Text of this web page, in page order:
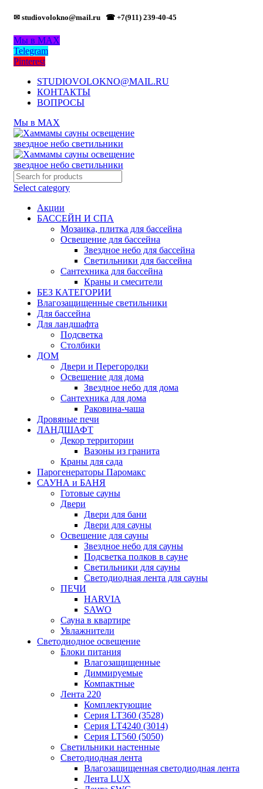
✉ studiovolokno@mail.ru ☎ +7(911) 239-40-45
Мы в MAX
Telegram
Pinterest
STUDIOVOLOKNO@MAIL.RU
КОНТАКТЫ
ВОПРОСЫ
Мы в MAX
Select category
Акции
БАССЕЙН И СПА
Мозаика, плитка для бассейна
Освещение для бассейна
Звездное небо для бассейна
Светильники для бассейна
Сантехника для бассейна
Краны и смесители
БЕЗ КАТЕГОРИИ
Влагозащищенные светильники
Для бассейна
Для ландшафта
Подсветка
Столбики
ДОМ
Двери и Перегородки
Освещение для дома
Звездное небо для дома
Сантехника для дома
Раковина-чаша
Дровяные печи
ЛАНДШАФТ
Декор территории
Вазоны из гранита
Краны для сада
Парогенераторы Паромакс
САУНА и БАНЯ
Готовые сауны
Двери
Двери для бани
Двери для сауны
Освещение для сауны
Звездное небо для сауны
Подсветка полков в сауне
Светильники для сауны
Светодиодная лента для сауны
ПЕЧИ
HARVIA
SAWO
Сауна в квартире
Увлажнители
Светодиодное освещение
Блоки питания
Влагозащищенные
Диммируемые
Компактные
Лента 220
Комплектующие
Серия LT360 (3528)
Серия LT4240 (3014)
Серия LT560 (5050)
Светильники настенные
Светодиодная лента
Влагозащищенная светодиодная лента
Лента LUX